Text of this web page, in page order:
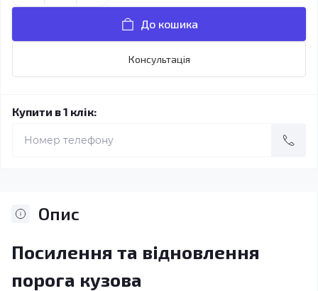
До кошика
Консультація
Купити в 1 клік:
Опис
Посилення та відновлення
порога кузова